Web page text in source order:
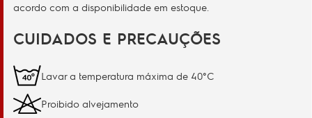
acordo com a disponibilidade em estoque.
CUIDADOS E PRECAUÇÕES
Lavar a temperatura máxima de 40°C
Proibido alvejamento